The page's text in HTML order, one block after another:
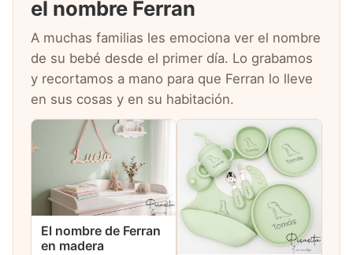
el nombre Ferran
A muchas familias les emociona ver el nombre
de su bebé desde el primer día. Lo grabamos
y recortamos a mano para que Ferran lo lleve
en sus cosas y en su habitación.
El nombre de Ferran
en madera